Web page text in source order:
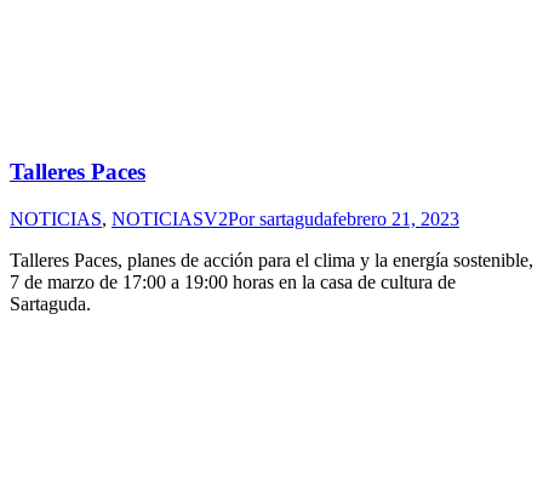
Talleres Paces
NOTICIAS, NOTICIASV2Porsartagudafebrero 21, 2023
Talleres Paces, planes de acción para el clima y la energía sostenible,
7 de marzo de 17:00 a 19:00 horas en la casa de cultura de
Sartaguda.